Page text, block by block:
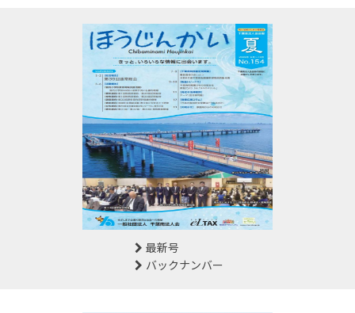
最新号
バックナンバー